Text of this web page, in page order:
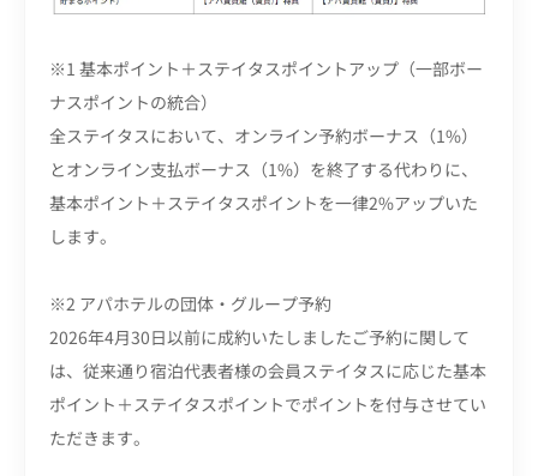
※1 基本ポイント＋ステイタスポイントアップ（一部ボー
ナスポイントの統合）
全ステイタスにおいて、オンライン予約ボーナス（1%）
とオンライン支払ボーナス（1%）を終了する代わりに、
基本ポイント＋ステイタスポイントを一律2%アップいた
します。
※2 アパホテルの団体・グループ予約
2026年4月30日以前に成約いたしましたご予約に関して
は、従来通り宿泊代表者様の会員ステイタスに応じた基本
ポイント＋ステイタスポイントでポイントを付与させてい
ただきます。